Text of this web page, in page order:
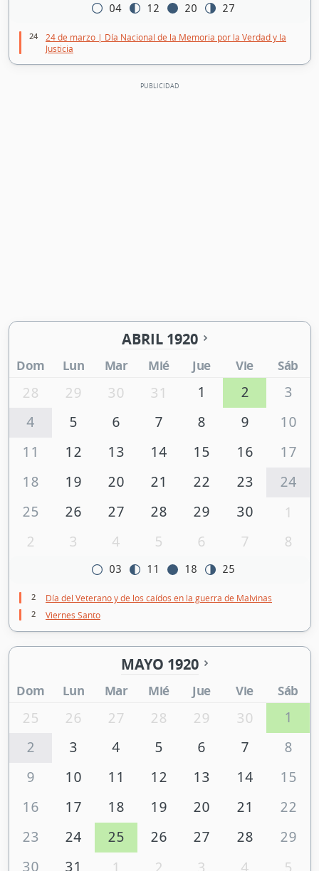
04 12 20 27
24
24 de marzo | Día Nacional de la Memoria por la Verdad y la
Justicia
ABRIL 1920
Dom Lun Mar Mié Jue Vie Sáb
28 29 30 31 1 2
3
4
5 6 7 8 9
10
11
12 13 14 15 16
17
18
19 20 21 22 23
24
25
26 27 28 29 30
1
2
3 4 5 6 7 8
03 11 18 25
2 Día del Veterano y de los caídos en la guerra de Malvinas
2 Viernes Santo
MAYO 1920
Dom Lun Mar Mié Jue Vie Sáb
25 26 27 28 29 30
1
2
3 4 5 6 7
8
9
10 11 12 13 14
15
16
17 18 19 20 21
22
23
24 25 26 27 28
29
30
31 1 2 3 4 5